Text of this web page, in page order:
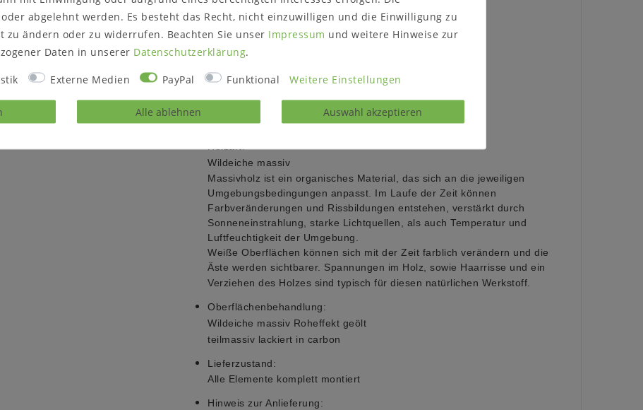
Höhe: 20 cm
Tiefe: 23 cm
Maße Multivitrine:
Höhe: 135 cm
Tiefe: 40 cm
Weitere Informationen zum Programm:
Holzart:
Wildeiche massiv
Massivholz ist ein organisches Material, das sich an die jeweiligen
Umgebungsbedingungen anpasst. Im Laufe der Zeit können
Farbveränderungen und Rissbildungen entstehen, verstärkt durch
Sonneneinstrahlung, starke Lichtquellen, als auch Temperatur und
Luftfeuchtigkeit der Umgebung.
Weiße Oberflächen können sich mit der Zeit farblich verändern und die
Äste werden sichtbarer. Spannungen im Holz, sowie Haarrisse und ein
Verziehen des Holzes sind typisch für diesen natürlichen Werkstoff.
Oberflächenbehandlung:
Wildeiche massiv Roheffekt geölt
teilmassiv lackiert in carbon
Lieferzustand:
Alle Elemente komplett montiert
Hinweis zur Anlieferung:
abgelehnt werden. Es besteht das Recht, nicht einzuwilligen und die Einwilligung zu
zu ändern oder zu widerrufen. Beachten Sie unser Impressum und weitere Hinweise zur
Daten in unserer Daten­schutz­erklärung.
Externe Medien PayPal Funktional Weitere Einstellungen
Alle ablehnen Auswahl akzeptieren